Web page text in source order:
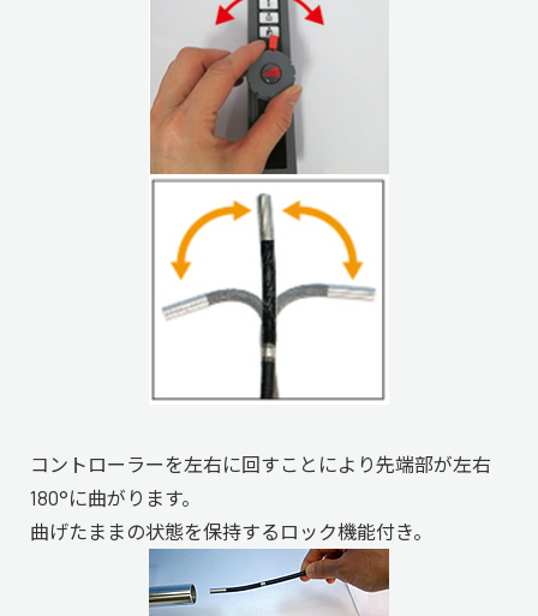
コントローラーを左右に回すことにより先端部が左右
180°に曲がります。
曲げたままの状態を保持するロック機能付き。